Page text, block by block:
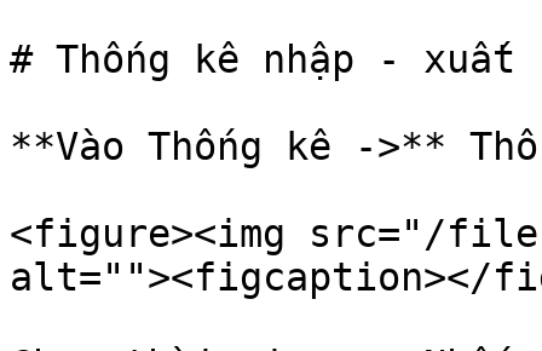
# Thống kê nhập - xuất
**Vào Thống kê ->**
<figure><img src="/files/
alt=""><figcaption></